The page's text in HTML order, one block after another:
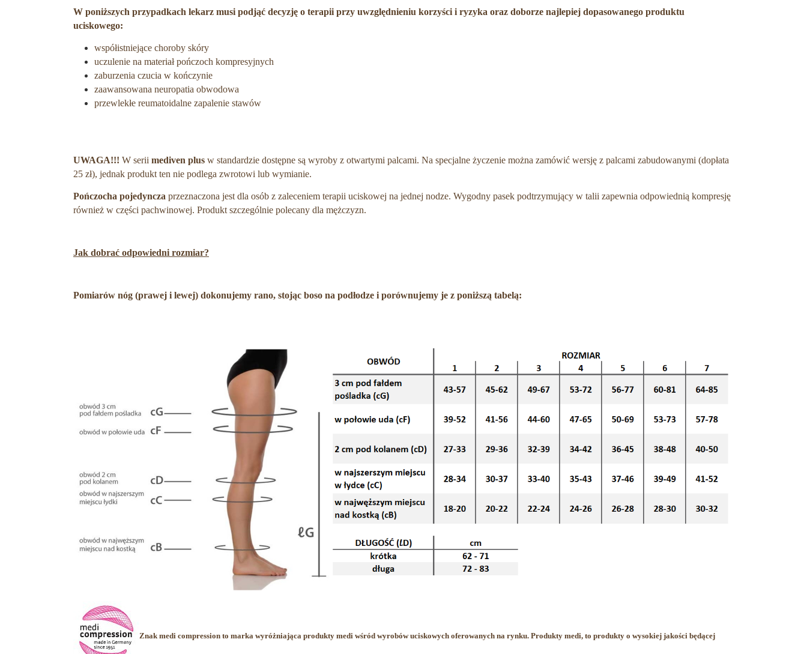
W poniższych przypadkach lekarz musi podjąć decyzję o terapii przy uwzględnieniu korzyści i ryzyka oraz doborze najlepiej dopasowanego produktu
uciskowego:
współistniejące choroby skóry
uczulenie na materiał pończoch kompresyjnych
zaburzenia czucia w kończynie
zaawansowana neuropatia obwodowa
przewlekłe reumatoidalne zapalenie stawów
UWAGA!!! W serii mediven plus w standardzie dostępne są wyroby z otwartymi palcami. Na specjalne życzenie można zamówić wersję z palcami zabudowanymi (dopłata
25 zł), jednak produkt ten nie podlega zwrotowi lub wymianie.
Pończocha pojedyncza przeznaczona jest dla osób z zaleceniem terapii uciskowej na jednej nodze. Wygodny pasek podtrzymujący w talii zapewnia odpowiednią kompresję
również w części pachwinowej. Produkt szczególnie polecany dla mężczyzn.
Jak dobrać odpowiedni rozmiar?
Pomiarów nóg (prawej i lewej) dokonujemy rano, stojąc boso na podłodze i porównujemy je z poniższą tabelą:
Znak medi compression to marka wyróżniająca produkty medi wśród wyrobów uciskowych oferowanych na rynku. Produkty medi, to produkty o wysokiej jakości będącej